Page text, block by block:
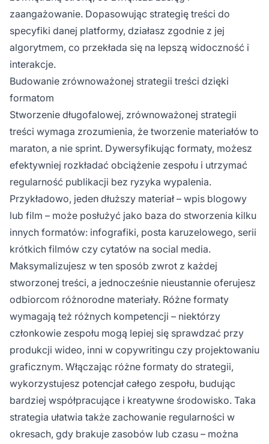
zaangażowanie. Dopasowując strategię treści do
specyfiki danej platformy, działasz zgodnie z jej
algorytmem, co przekłada się na lepszą widoczność i
interakcje.
Budowanie zrównoważonej strategii treści dzięki
formatom
Stworzenie długofalowej, zrównoważonej strategii
treści wymaga zrozumienia, że tworzenie materiałów to
maraton, a nie sprint. Dywersyfikując formaty, możesz
efektywniej rozkładać obciążenie zespołu i utrzymać
regularność publikacji bez ryzyka wypalenia.
Przykładowo, jeden dłuższy materiał – wpis blogowy
lub film – może posłużyć jako baza do stworzenia kilku
innych formatów: infografiki, posta karuzelowego, serii
krótkich filmów czy cytatów na social media.
Maksymalizujesz w ten sposób zwrot z każdej
stworzonej treści, a jednocześnie nieustannie oferujesz
odbiorcom różnorodne materiały. Różne formaty
wymagają też różnych kompetencji – niektórzy
członkowie zespołu mogą lepiej się sprawdzać przy
produkcji wideo, inni w copywritingu czy projektowaniu
graficznym. Włączając różne formaty do strategii,
wykorzystujesz potencjał całego zespołu, budując
bardziej współpracujące i kreatywne środowisko. Taka
strategia ułatwia także zachowanie regularności w
okresach, gdy brakuje zasobów lub czasu – można